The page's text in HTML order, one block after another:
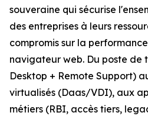
souveraine qui sécurise
des entreprises à leurs
compromis sur la
navigateur web. Du poste de
Desktop + Remote Support)
virtualisés (Daas/VDI), aux
métiers (RBI, accès tiers,